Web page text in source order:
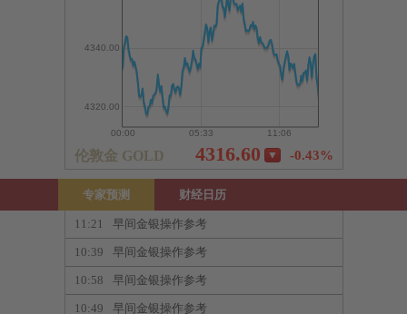
专家预测 财经日历
11:21 早间金银操作参考
10:39 早间金银操作参考
10:58 早间金银操作参考
10:49 早间金银操作参考